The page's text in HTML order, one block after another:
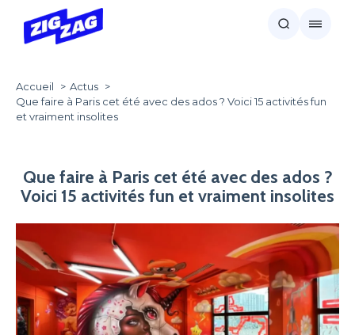
Accueil
Actus
Que faire à Paris cet été avec des ados ? Voici 15 activités fun
et vraiment insolites
Que faire à Paris cet été avec des ados ?
Voici 15 activités fun et vraiment insolites